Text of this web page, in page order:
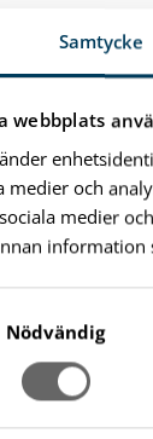
Samtycke
webbplats
medier och
medier
information
Nödvändig
2024: 10
är
skäl
om något av